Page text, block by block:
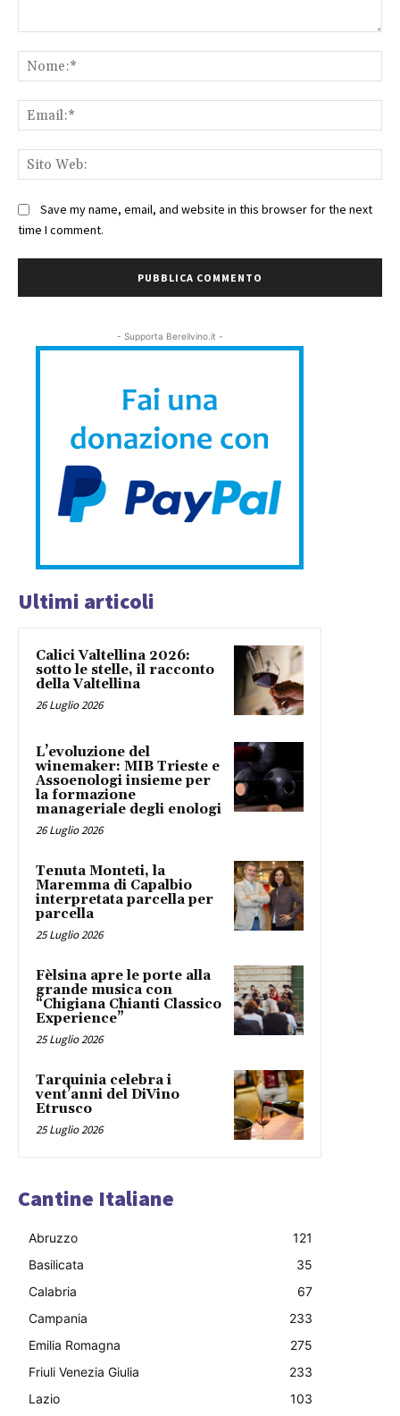
Save my name, email, and website in this browser for the next
time I comment.
- Supporta Bereilvino.it -
Ultimi articoli
Calici Valtellina 2026:
sotto le stelle, il racconto
della Valtellina
26 Luglio 2026
L’evoluzione del
winemaker: MIB Trieste e
Assoenologi insieme per
la formazione
manageriale degli enologi
26 Luglio 2026
Tenuta Monteti, la
Maremma di Capalbio
interpretata parcella per
parcella
25 Luglio 2026
Fèlsina apre le porte alla
grande musica con
“Chigiana Chianti Classico
Experience”
25 Luglio 2026
Tarquinia celebra i
vent’anni del DiVino
Etrusco
25 Luglio 2026
Cantine Italiane
Abruzzo
121
Basilicata
35
Calabria
67
Campania
233
Emilia Romagna
275
Friuli Venezia Giulia
233
Lazio
103